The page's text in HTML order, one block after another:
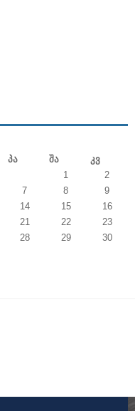
Პა Შა Კვ
1
2
7 8
9
14 15
16
21 22
23
28 29
30